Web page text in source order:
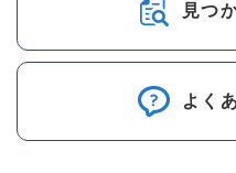
見つ
よく